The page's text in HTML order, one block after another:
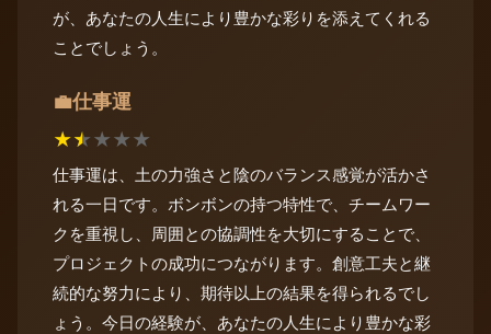
が、あなたの人生により豊かな彩りを添えてくれる
ことでしょう。
💼仕事運
★★★★★
仕事運は、土の力強さと陰のバランス感覚が活かさ
れる一日です。ボンボンの持つ特性で、チームワー
クを重視し、周囲との協調性を大切にすることで、
プロジェクトの成功につながります。創意工夫と継
続的な努力により、期待以上の結果を得られるでし
ょう。今日の経験が、あなたの人生により豊かな彩